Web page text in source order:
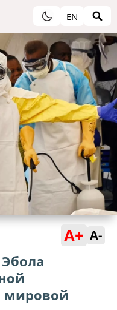
EN
A+ A-
мировой